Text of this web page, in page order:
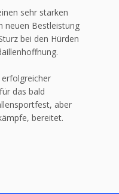
sehr starken
neuen Bestleistung
bei den Hürden
erfolgreicher
das bald
aber
bereitet.